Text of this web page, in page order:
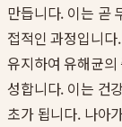
만듭니다. 이는 곧
접적인 과정입니
유지하여 유해균
성합니다. 이는 건
초가 됩니다. 나아